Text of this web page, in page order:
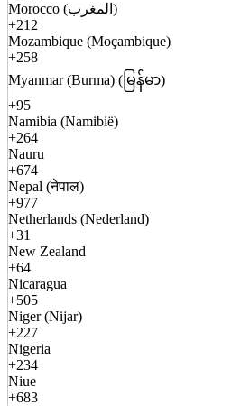
Morocco (المغرب)
+212
Mozambique (Moçambique)
+258
Myanmar (Burma) (မြန်မာ)
+95
Namibia (Namibië)
+264
Nauru
+674
Nepal (नेपाल)
+977
Netherlands (Nederland)
+31
New Zealand
+64
Nicaragua
+505
Niger (Nijar)
+227
Nigeria
+234
Niue
+683